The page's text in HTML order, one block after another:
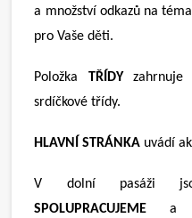
a množství odkazů na
pro Vaše děti.
Položka TŘÍDY zahrnuje
srdíčkové třídy.
HLAVNÍ STRÁNKA uvádí
V dolní pasáži
SPOLUPRACUJEME a